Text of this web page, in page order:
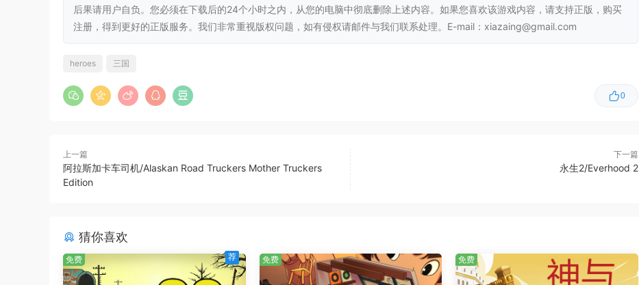
后果请用户自负。您必须在下载后的24个小时之内，从您的电脑中彻底删除上述内容。如果您喜欢该游戏内容，请支持正版，购买
注册，得到更好的正版服务。我们非常重视版权问题，如有侵权请邮件与我们联系处理。E-mail：xiazaing@gmail.com
0
heroes 三国
上一篇
阿拉斯加卡车司机/Alaskan Road Truckers Mother Truckers
Edition
下一篇
永生2/Everhood 2
猜你喜欢
免费 荐 免费 免费